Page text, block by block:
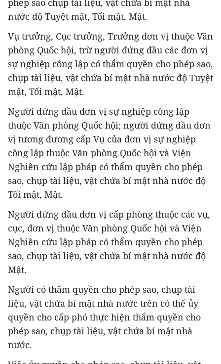
phép sao chụp tài liệu, vật chứa bí mật nhà
nước độ Tuyệt mật, Tối mật, Mật.
Vụ trưởng, Cục trưởng, Trưởng đơn vị thuộc Văn
phòng Quốc hội, trừ người đứng đầu các đơn vị
sự nghiệp công lập có thẩm quyền cho phép sao,
chụp tài liệu, vật chứa bí mật nhà nước độ Tuyệt
mật, Tối mật, Mật.
Người đứng đầu đơn vị sự nghiệp công lập
thuộc Văn phòng Quốc hội; người đứng đầu đơn
vị tương đương cấp Vụ của đơn vị sự nghiệp
công lập thuộc Văn phòng Quốc hội và Viện
Nghiên cứu lập pháp có thẩm quyền cho phép
sao, chụp tài liệu, vật chứa bí mật nhà nước độ
Tối mật, Mật.
Người đứng đầu đơn vị cấp phòng thuộc các vụ,
cục, đơn vị thuộc Văn phòng Quốc hội và Viện
Nghiên cứu lập pháp có thẩm quyền cho phép
sao, chụp tài liệu, vật chứa bí mật nhà nước độ
Mật.
Người có thẩm quyền cho phép sao, chụp tài
liệu, vật chứa bí mật nhà nước trên có thể ủy
quyền cho cấp phó thực hiện thẩm quyền cho
phép sao, chụp tài liệu, vật chứa bí mật nhà
nước.